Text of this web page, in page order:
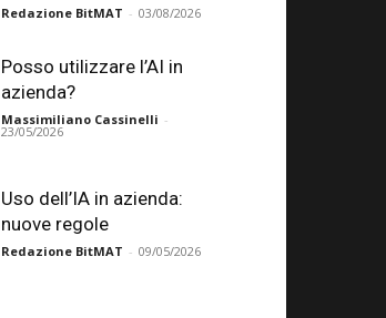
Redazione BitMAT - 03/08/2026
Posso utilizzare l’AI in
azienda?
Massimiliano Cassinelli -
23/05/2026
Uso dell’IA in azienda:
nuove regole
Redazione BitMAT - 09/05/2026